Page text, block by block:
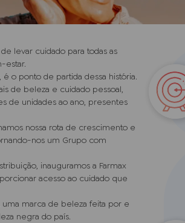
levar cuidado para todas as
estar.
o ponto de partida dessa história.
de beleza e cuidado pessoal,
de unidades ao ano, presentes
nossa rota de crescimento e
nos um Grupo com
inauguramos a Farmax
acesso ao cuidado que
uma marca de beleza feita por e
negra do país.